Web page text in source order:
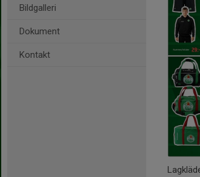
Bildgalleri
Dokument
Kontakt